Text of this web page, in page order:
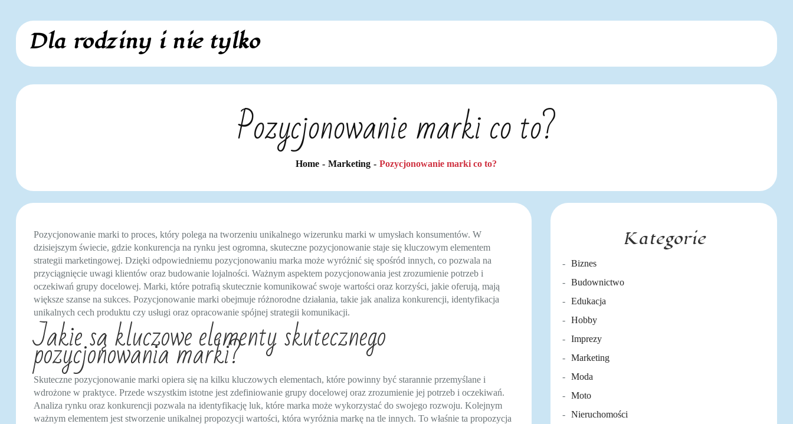
content
Dla rodziny i nie tylko
Pozycjonowanie marki co to?
Home Marketing Pozycjonowanie marki co to?
Pozycjonowanie marki to proces, który polega na tworzeniu unikalnego wizerunku marki w umysłach konsumentów. W
dzisiejszym świecie, gdzie konkurencja na rynku jest ogromna, skuteczne pozycjonowanie staje się kluczowym elementem
strategii marketingowej. Dzięki odpowiedniemu pozycjonowaniu marka może wyróżnić się spośród innych, co pozwala na
przyciągnięcie uwagi klientów oraz budowanie lojalności. Ważnym aspektem pozycjonowania jest zrozumienie potrzeb i
oczekiwań grupy docelowej. Marki, które potrafią skutecznie komunikować swoje wartości oraz korzyści, jakie oferują, mają
większe szanse na sukces. Pozycjonowanie marki obejmuje różnorodne działania, takie jak analiza konkurencji, identyfikacja
unikalnych cech produktu czy usługi oraz opracowanie spójnej strategii komunikacji.
Jakie są kluczowe elementy skutecznego
pozycjonowania marki?
Skuteczne pozycjonowanie marki opiera się na kilku kluczowych elementach, które powinny być starannie przemyślane i
wdrożone w praktyce. Przede wszystkim istotne jest zdefiniowanie grupy docelowej oraz zrozumienie jej potrzeb i oczekiwań.
Analiza rynku oraz konkurencji pozwala na identyfikację luk, które marka może wykorzystać do swojego rozwoju. Kolejnym
ważnym elementem jest stworzenie unikalnej propozycji wartości, która wyróżnia markę na tle innych. To właśnie ta propozycja
Kategorie
Biznes
Budownictwo
Edukacja
Hobby
Imprezy
Marketing
Moda
Moto
Nieruchomości